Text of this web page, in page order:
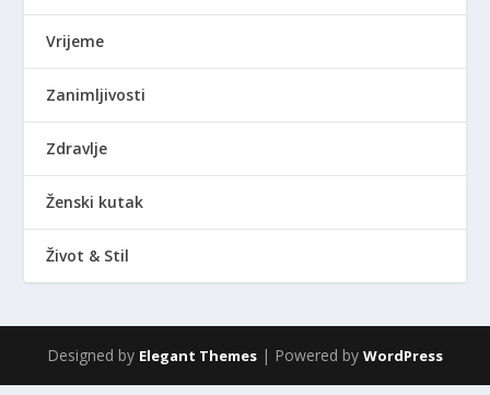
Vrijeme
Zanimljivosti
Zdravlje
Ženski kutak
Život & Stil
Designed by Elegant Themes | Powered by WordPress